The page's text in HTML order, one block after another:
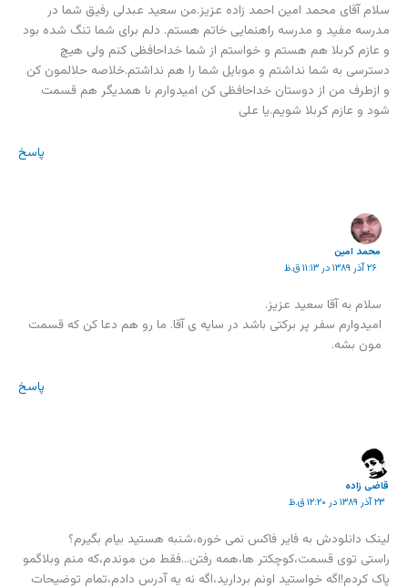
سلام آقای محمد امین احمد زاده عزیز.من سعید عبدلی رفیق شما در
مدرسه مفید و مدرسه راهنمایی خاتم هستم. دلم برای شما تنگ شده بود
و عازم کربلا هم هستم و خواستم از شما خداحافظی کنم ولی هیچ
دسترسی به شما نداشتم و موبایل شما را هم نداشتم.خلاصه حلالمون کن
و ازطرف من از دوستان خداحافظی کن امیدوارم با همدیگر هم قسمت
شود و عازم کربلا شویم.یا علی
پاسخ
محمد امين
۲۶ آذر ۱۳۸۹ در ۱۱:۱۳ ق.ظ
سلام به آقا سعید عزیز.
امیدوارم سفر پر برکتی باشد در سایه ی آقا. ما رو هم دعا کن که قسمت
مون بشه.
پاسخ
قاضی زاده
۲۳ آذر ۱۳۸۹ در ۱۲:۲۰ ق.ظ
لینک دانلودش به فایر فاکس نمی خوره،شنبه هستید بیام بگیرم؟
راستی توی قسمت،کوچکتر ها،همه رفتن…فقط من موندم،که منم وبلاگمو
پاک کردم!اگه خواستید اونم بردارید،اگه نه یه آدرس دادم،تمام توضیحات